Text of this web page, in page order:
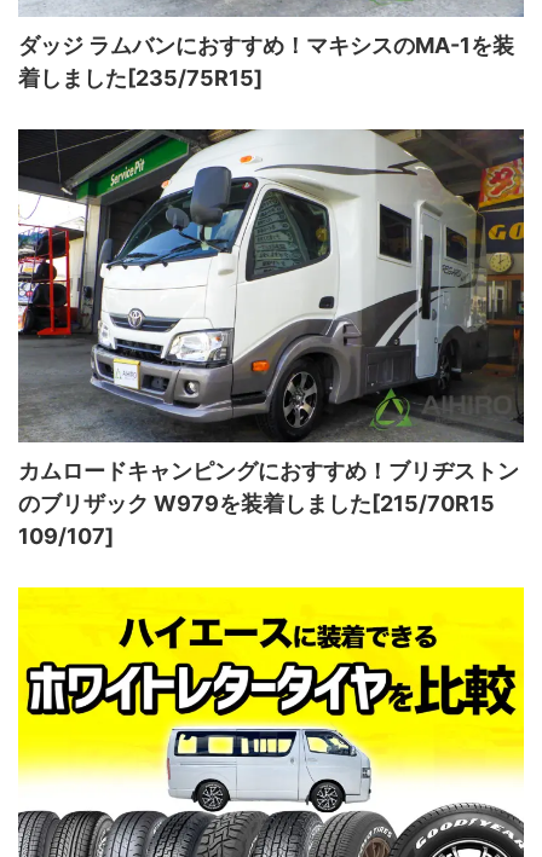
ダッジ ラムバンにおすすめ！マキシスのMA-1を装
着しました[235/75R15]
カムロードキャンピングにおすすめ！ブリヂストン
のブリザック W979を装着しました[215/70R15
109/107]